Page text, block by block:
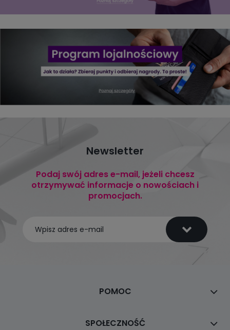
Newsletter
Podaj swój adres e-mail, jeżeli chcesz
otrzymywać informacje o nowościach i
promocjach.
POMOC
SPOŁECZNOŚĆ